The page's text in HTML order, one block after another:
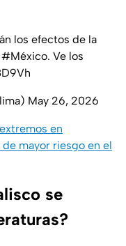
los efectos de la
#México. Ve los
May 26, 2026
en
mayor riesgo en el
se